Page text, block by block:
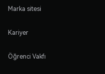
Marka sitesi
Kariyer
Öğrenci Vakfı